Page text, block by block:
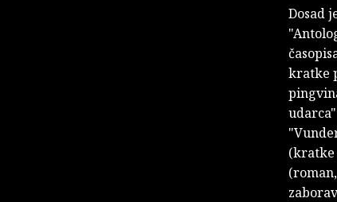
Dosad
kratke
(kratke